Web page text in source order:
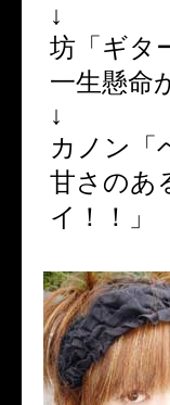
↓
坊「ギタ
一生懸命
↓
カノン「
甘さのあ
イ！！」